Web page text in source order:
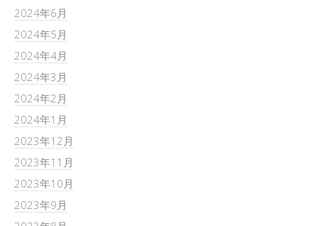
2024年6月
2024年5月
2024年4月
2024年3月
2024年2月
2024年1月
2023年12月
2023年11月
2023年10月
2023年9月